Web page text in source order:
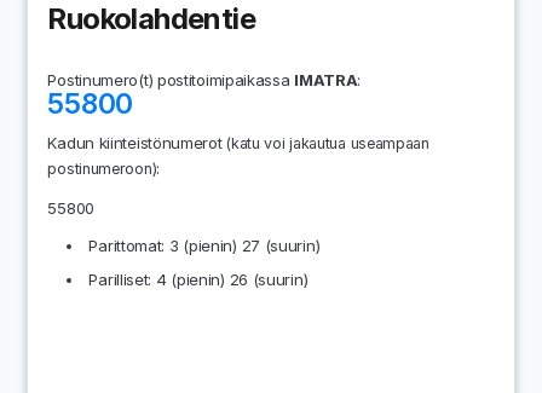
Ruokolahdentie
Postinumero(t) postitoimipaikassa IMATRA:
55800
Kadun kiinteistönumerot(katu voi jakautua useampaan
postinumeroon):
55800
Parittomat: 3 (pienin) 27 (suurin)
Parilliset: 4 (pienin) 26 (suurin)